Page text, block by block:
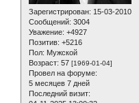
Зарегистрирован: 15-03-2010
Сообщений: 3004
Уважение: +4927
Позитив: +5216
Пол: Мужской
Возраст: 57 [1969-01-04]
Провел на форуме:
5 месяцев 7 дней
Последний визит: